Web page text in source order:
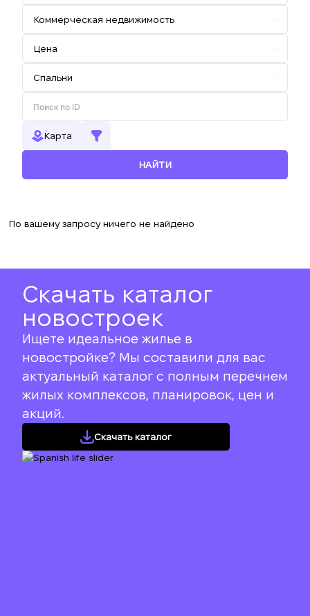
Карта
НАЙТИ
По вашему запросу ничего не найдено
Скачать каталог
новостроек
Ищете идеальное жилье в
новостройке? Мы составили для вас
актуальный каталог с полным перечнем
жилых комплексов, планировок, цен и
акций.
Скачать каталог